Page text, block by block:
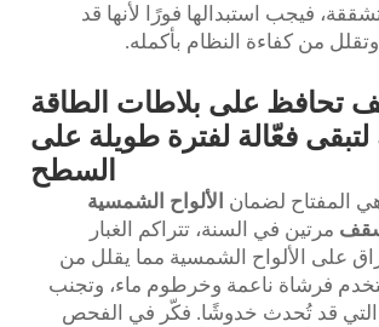
فيجب استبدالها فورًا لأنها قد
من كفاءة النظام بأكمله.
تحافظ على بلاطات الطاقة
فعّالة لفترة طويلة على
السطح
هي المفتاح لضمان الألواح الشمسية
مرتين في السنة، تتراكم الغبار
على الألواح الشمسية مما يقلل من
فرشاة ناعمة وخرطوم ماء، وتجنب
التي قد تُحدث خدوشًا. فكّر في الفحص